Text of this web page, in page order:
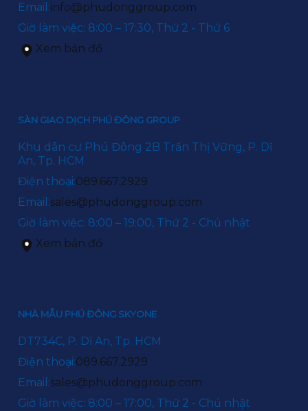
Email:info@phudonggroup.com
Giờ làm việc: 8:00 – 17:30, Thứ 2 - Thứ 6
Xem bản đồ
SÀN GIAO DỊCH PHÚ ĐÔNG GROUP
Khu dân cư Phú Đông 2B Trần Thị Vững, P. Dĩ
An, Tp. HCM
Điện thoại:089.667.2929
Email:sales@phudonggroup.com
Giờ làm việc: 8:00 – 19:00, Thứ 2 - Chủ nhật
Xem bản đồ
NHÀ MẪU PHÚ ĐÔNG SKYONE
DT734C, P. Dĩ An, Tp. HCM
Điện thoại:089.667.2929
Email:sales@phudonggroup.com
Giờ làm việc: 8:00 – 17:00, Thứ 2 - Chủ nhật